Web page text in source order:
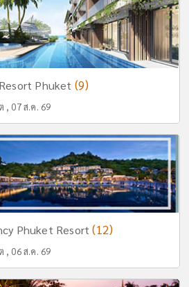
Phuket (9)
, 07 ส.ค. 69
Phuket Resort(12)
, 06 ส.ค. 69